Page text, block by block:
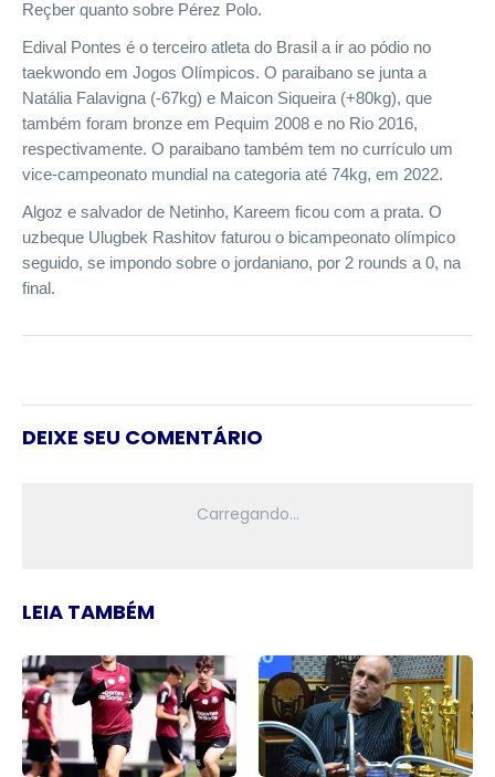
Reçber quanto sobre Pérez Polo.
Edival Pontes é o terceiro atleta do Brasil a ir ao pódio no
taekwondo em Jogos Olímpicos. O paraibano se junta a
Natália Falavigna (-67kg) e Maicon Siqueira (+80kg), que
também foram bronze em Pequim 2008 e no Rio 2016,
respectivamente. O paraibano também tem no currículo um
vice-campeonato mundial na categoria até 74kg, em 2022.
Algoz e salvador de Netinho, Kareem ficou com a prata. O
uzbeque Ulugbek Rashitov faturou o bicampeonato olímpico
seguido, se impondo sobre o jordaniano, por 2 rounds a 0, na
final.
DEIXE SEU COMENTÁRIO
LEIA TAMBÉM